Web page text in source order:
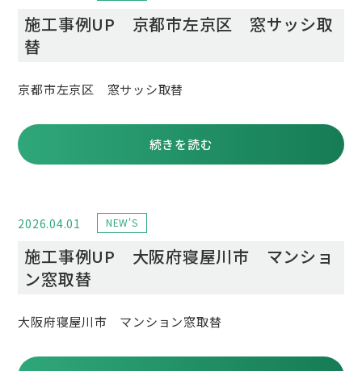
施工事例UP 京都市左京区 窓サッシ取
替
京都市左京区 窓サッシ取替
続きを読む
2026.04.01 NEW'S
施工事例UP 大阪府寝屋川市 マンショ
ン窓取替
大阪府寝屋川市 マンション窓取替